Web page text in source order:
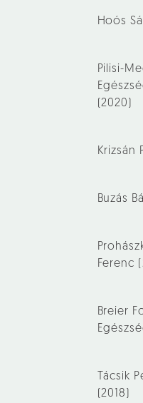
Hoós
Pilisi-
(2020)
Krizsán
Buzás
Ferenc
Breier
Tácsik
(2018)